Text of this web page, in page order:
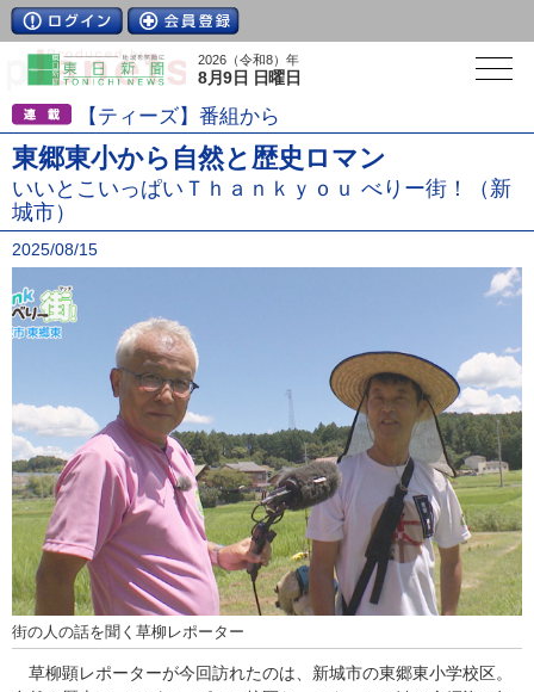
2026（令和8）年
8月9日 日曜日
【ティーズ】番組から
東郷東小から自然と歴史ロマン
いいとこいっぱいＴｈａｎｋｙｏｕ べりー街！（新
城市）
2025/08/15
街の人の話を聞く草柳レポーター
草柳顕レポーターが今回訪れたのは、新城市の東郷東小学校区。